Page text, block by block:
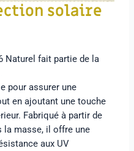
solaire
Naturel fait partie de la
pour assurer une
en ajoutant une touche
Fabriqué à partir de
la masse, il offre une
aux UV